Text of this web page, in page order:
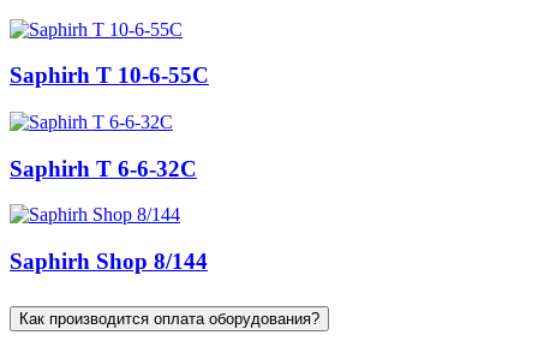
Saphirh Т 10-6-55C
Saphirh Т 6-6-32C
Saphirh Shop 8/144
Как производится оплата оборудования?